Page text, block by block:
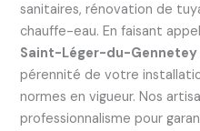
sanitaires, rénovation de
chauffe-eau. En faisant
Saint-Léger-du-Gennetey
pérennité de votre
normes en vigueur. Nos
professionnalisme pour